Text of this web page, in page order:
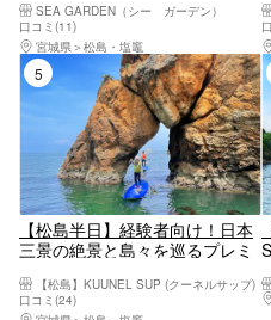
設で涼しく安心！どの世代にも
人気No1！未経験者大歓迎！当
日予約もOK！
SEA GARDEN（シー ガーデン）
口コミ(11)
宮城県
松島・塩竈
5位
【松島半日】経験者向け！日本
三景の絶景と島々を巡るプレミ
ータ/備品レンタル無料
【松島】KUUNEL SUP (クーネルサップ)
口コミ(24)